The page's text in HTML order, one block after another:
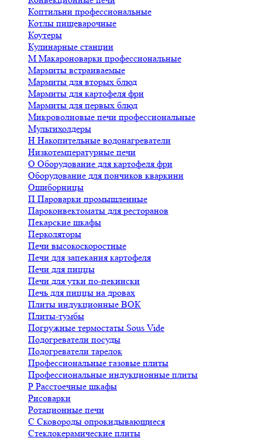
Коптильни профессиональные
Котлы пищеварочные
Коутеры
Кулинарные станции
М Макароноварки профессиональные
Мармиты встраиваемые
Мармиты для вторых блюд
Мармиты для картофеля фри
Мармиты для первых блюд
Микроволновые печи профессиональные
Мультихолдеры
Н Накопительные водонагреватели
Низкотемпературные печи
О Оборудование для картофеля фри
Оборудование для пончиков кваркини
Ошиборницы
П Пароварки промышленные
Пароконвектоматы для ресторанов
Пекарские шкафы
Перколяторы
Печи высокоскоростные
Печи для запекания картофеля
Печи для пиццы
Печи для утки по-пекински
Печь для пиццы на дровах
Плиты индукционные ВОК
Плиты-тумбы
Погружные термостаты Sous Vide
Подогреватели посуды
Подогреватели тарелок
Профессиональные газовые плиты
Профессиональные индукционные плиты
Р Расстоечные шкафы
Рисоварки
Ротационные печи
С Сковороды опрокидывающиеся
Стеклокерамические плиты